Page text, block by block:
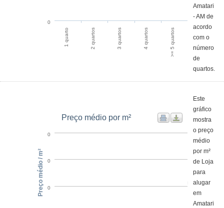
1 quarto 2 quartos 3 quartos 4 quartos >= 5 quartos
0
Amatari
- AM de
acordo
com o
número
de
quartos.
Preço médio por m²
0
0
0
Preço médio / m²
Este
gráfico
mostra
o preço
médio
por m²
de Loja
para
alugar
em
Amatari